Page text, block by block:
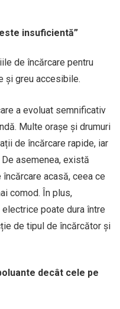
insuficientă”
de încărcare pentru
și greu accesibile.
a evoluat semnificativ
Multe orașe și drumuri
de încărcare rapide, iar
asemenea, există
acasă, ceea ce
comod. În plus,
poate dura între
de tipul de încărcător și
decât cele pe